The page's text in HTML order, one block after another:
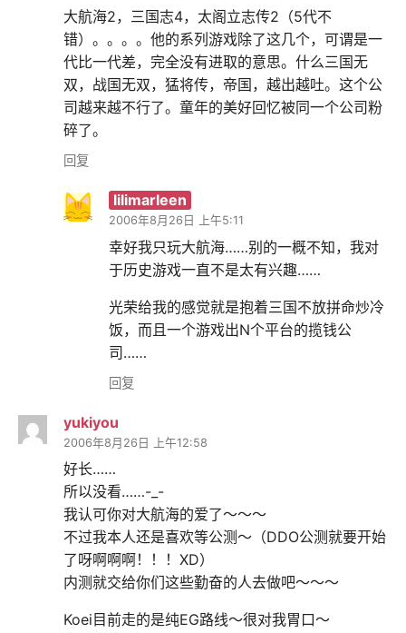
大航海2，三国志4，太阁立志传2（5代不
错）。。。。他的系列游戏除了这几个，可谓是一
代比一代差，完全没有进取的意思。什么三国无
双，战国无双，猛将传，帝国，越出越吐。这个公
司越来越不行了。童年的美好回忆被同一个公司粉
碎了。
回复
lilimarleen
2006年8月26日 上午5:11
幸好我只玩大航海……别的一概不知，我对
于历史游戏一直不是太有兴趣……
光荣给我的感觉就是抱着三国不放拼命炒冷
饭，而且一个游戏出N个平台的揽钱公
司……
回复
yukiyou
2006年8月26日 上午12:58
好长……
所以没看……-_-
我认可你对大航海的爱了～～～
不过我本人还是喜欢等公测～（DDO公测就要开始
了呀啊啊啊！！！XD）
内测就交给你们这些勤奋的人去做吧～～～
Koei目前走的是纯EG路线～很对我胃口～